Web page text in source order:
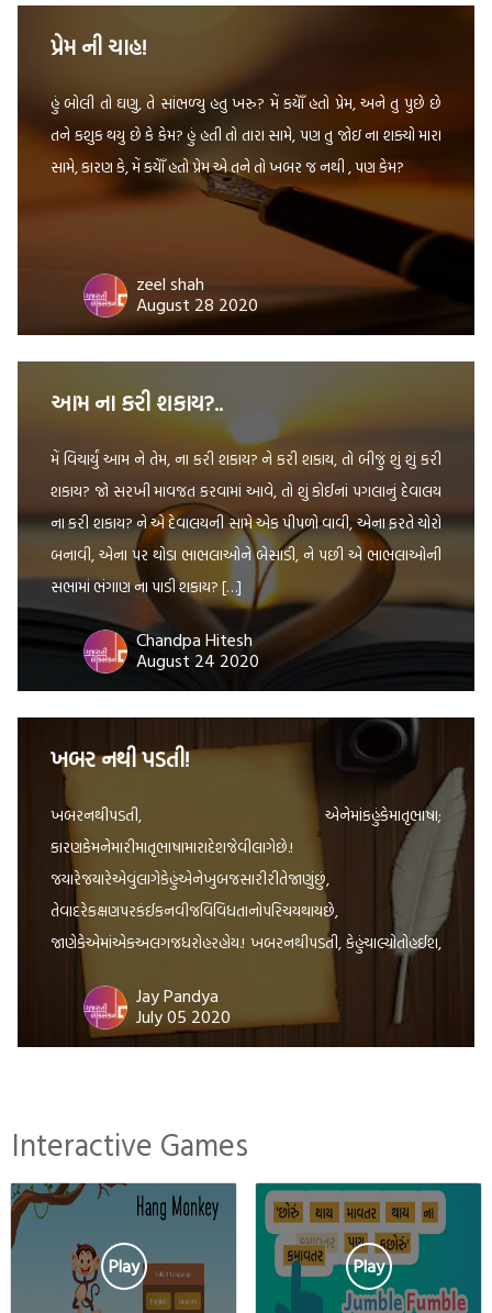
પ્રેમ ની ચાહ!
હું બોલી તો ઘણુ, તે સાંભળ્યુ હતુ ખરુ? મેં કયેાઁ હતો પ્રેમ, અને તુ પુછે છે
તને કશુક થયુ છે કે કેમ? હું હતી તો તારા સામે, પણ તુ જોઇ ના શક્યો મારા
સામે, કારણ કે, મેં કયેાઁ હતો પ્રેમ એ તને તો ખબર જ નથી , પણ કેમ?
zeel shah
August 28 2020
આમ ના કરી શકાય?..
મેં વિચાર્યું આમ ને તેમ, ના કરી શકાય? ને કરી શકાય, તો બીજું શું શું કરી
શકાય? જો સરખી માવજત કરવામાં આવે, તો શું કોઈનાં પગલાનું દેવાલય
ના કરી શકાય? ને એ દેવાલયની સામે એક પીપળો વાવી, એના ફરતે ચોરો
બનાવી, એના પર થોડા ભાભલાઓને બેસાડી, ને પછી એ ભાભલાઓની
સભામાં ભંગાણ ના પાડી શકાય? […]
Chandpa Hitesh
August 24 2020
ખબર નથી પડતી!
ખબરનથીપડતી, એનેમાંકહુંકેમાતૃભાષા;
કારણકેમનેમારીમાતૃભાષામારાદેશજેવીલાગેછે.!
જયારેજયારેએવુંલાગેકેહુંએનેખુબજસારીરીતેજાણુંછું,
તેવાદરેકક્ષણપરકંઈકનવીજવિવિધતાનોપરિચયથાયછે,
જાણેકેએમાંએકઅલગજધરોહરહોય.! ખબરનથીપડતી, કેહુંચાલ્યોતોહઈશ,
પણક્યારેય ‘હેંડ્યો’કેમનથી!; પાણીપીધુંહશે , પણ ‘પોની’કેમનથીપીધું!,
વાદળોવરસતાજોયાછે, પણ ‘વાદલડી’વરસતાકેમનથીજોઈ!
અગણિતવારસવારપડતાંજોઈછે, પણક્યારેય ‘પરોઢિયું’ કેમનથીનિહાળ્યું!
પણ ‘હંધુંય’કેમનથીકર્યું.! કહેવાયછેકે, બારગામેબોલીબદલાયછે;
કેઆકહેવતપણબારગામેઅલગઅલગઢબમાંબોલાયછે;
એવીજરીતેજેવીરીતેમાણસનીમાતૃભાષાઅલગઅલગહોયછે,
પણદરેકનીમાનીમમતાતોએકસરખીજહોય.
મનેતોલાગેછેકેમારીમાતૃભાષાજોડેહેતનુંએવુંબંધાણ
Jay Pandya
July 05 2020
Interactive Games
Play Play